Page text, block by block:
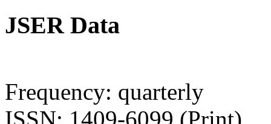
JSER Data
Frequency: quarterly
ISSN: 1409-6099 (Print)